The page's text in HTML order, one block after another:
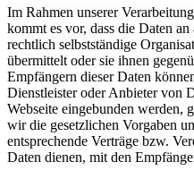
Im Rahmen unserer
kommt es vor, dass die Daten
rechtlich selbstständige
übermittelt oder sie ihnen
Empfängern dieser Daten
Dienstleister oder Anbieter von
Webseite eingebunden werden,
wir die gesetzlichen Vorgaben
entsprechende Verträge bzw.
Daten dienen, mit den